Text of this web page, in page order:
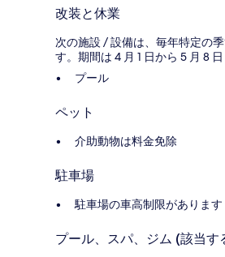
改装と休業
次の施設 / 設備は、毎年特定の
す。期間は 4 月 1 日から 5 月 8 日
プール
ペット
介助動物は料金免除
駐車場
駐車場の車高制限があります
プール、スパ、ジム (該当す